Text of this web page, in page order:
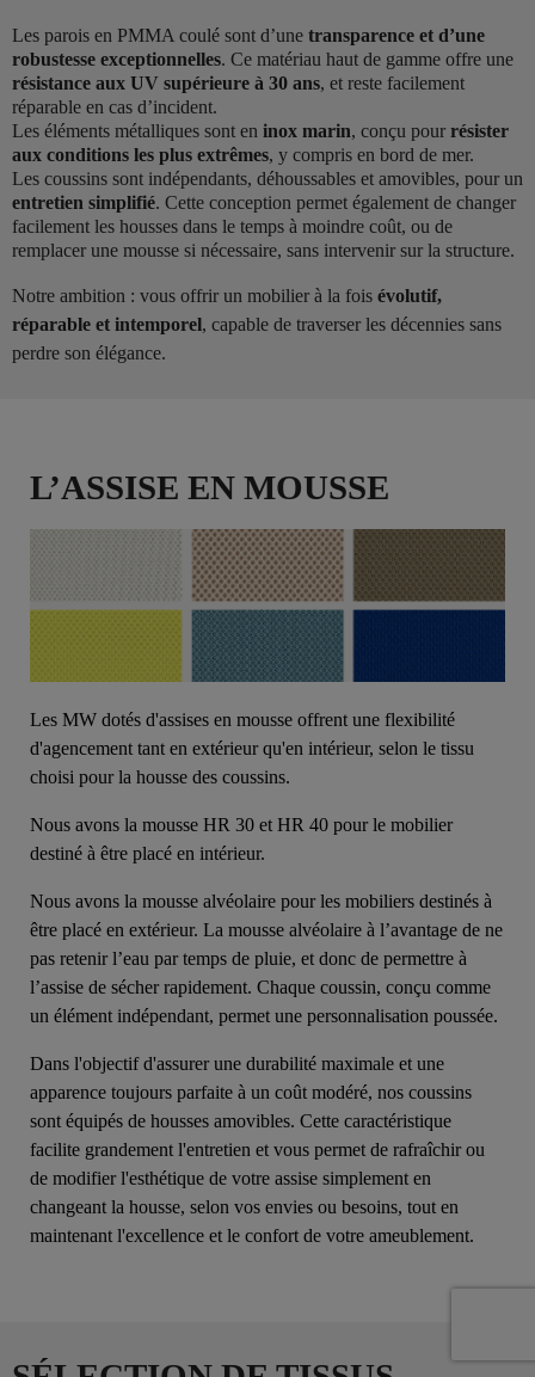
Les parois en PMMA coulé sont d’une transparence et d’une
robustesse exceptionnelles. Ce matériau haut de gamme offre une
résistance aux UV supérieure à 30 ans, et reste facilement
réparable en cas d’incident.
Les éléments métalliques sont en inox marin, conçu pour résister
aux conditions les plus extrêmes, y compris en bord de mer.
Les coussins sont indépendants, déhoussables et amovibles, pour un
entretien simplifié. Cette conception permet également de changer
facilement les housses dans le temps à moindre coût, ou de
remplacer une mousse si nécessaire, sans intervenir sur la structure.
Notre ambition : vous offrir un mobilier à la fois évolutif,
réparable et intemporel, capable de traverser les décennies sans
perdre son élégance.
L’ASSISE EN MOUSSE
Les MW dotés d'assises en mousse offrent une flexibilité
d'agencement tant en extérieur qu'en intérieur, selon le tissu
choisi pour la housse des coussins.
Nous avons la mousse HR 30 et HR 40 pour le mobilier
destiné à être placé en intérieur.
Nous avons la mousse alvéolaire pour les mobiliers destinés à
être placé en extérieur. La mousse alvéolaire à l’avantage de ne
pas retenir l’eau par temps de pluie, et donc de permettre à
l’assise de sécher rapidement. Chaque coussin, conçu comme
un élément indépendant, permet une personnalisation poussée.
Dans l'objectif d'assurer une durabilité maximale et une
apparence toujours parfaite à un coût modéré, nos coussins
sont équipés de housses amovibles. Cette caractéristique
facilite grandement l'entretien et vous permet de rafraîchir ou
de modifier l'esthétique de votre assise simplement en
changeant la housse, selon vos envies ou besoins, tout en
maintenant l'excellence et le confort de votre ameublement.